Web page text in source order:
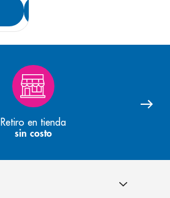
Retiro en tienda
sin costo